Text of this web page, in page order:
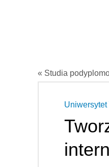
« Studia